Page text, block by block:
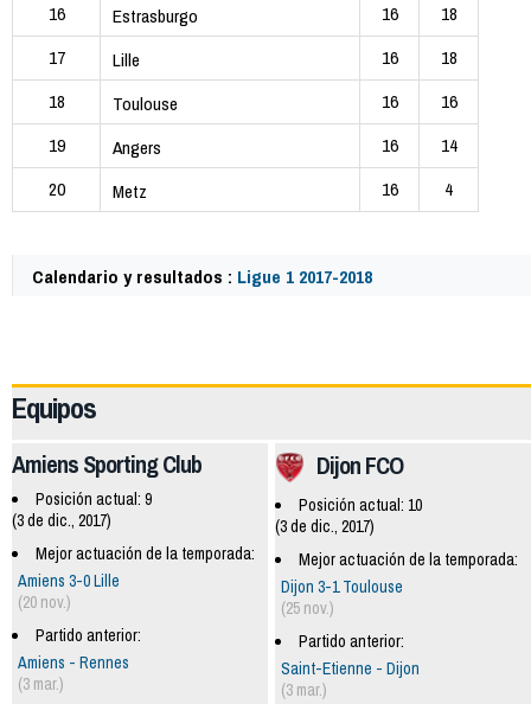
16
Estrasburgo 16
18
17
Lille 16
18
18
Toulouse 16
16
19
Angers 16
14
20
Metz 16 4
Calendario y resultados : Ligue 1 2017-2018
Equipos
Dijon FCO
Posición actual: 10
(3 de dic., 2017)
Mejor actuación de la temporada:
Dijon 3-1 Toulouse
(25 nov.)
Partido anterior:
Saint-Etienne - Dijon
(3 mar.)
Amiens Sporting Club
Posición actual: 9
(3 de dic., 2017)
Mejor actuación de la temporada:
Amiens 3-0 Lille
(20 nov.)
Partido anterior:
Amiens - Rennes
(3 mar.)